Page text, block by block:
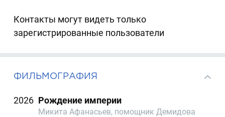
Контакты могут видеть только
зарегистрированные пользователи
ФИЛЬМОГРАФИЯ
2026 Рождение империи
Микита Афанасьев, помощник Демидова